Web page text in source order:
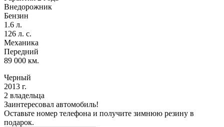
Внедорожник
Бензин
1.6 л.
126 л. с.
Механика
Передний
89 000 км.
Черный
2013 г.
2 владельца
Заинтересовал автомобиль!
Оставьте номер телефона и получите зимнюю резину в
подарок.